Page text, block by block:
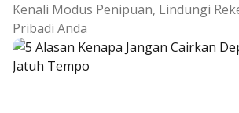
Kenali Modus Penipuan, Lindungi
Pribadi Anda